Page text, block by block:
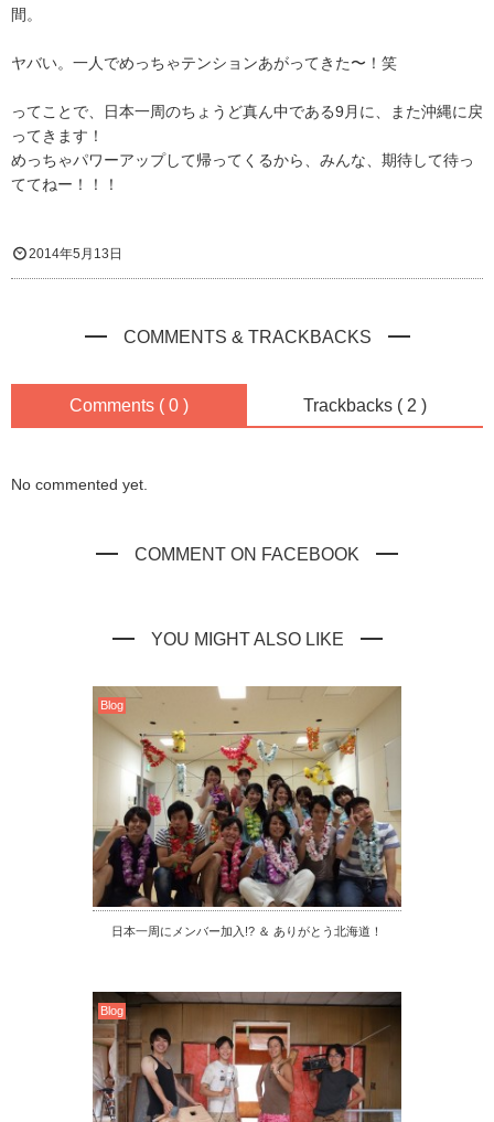
間。
ヤバい。一人でめっちゃテンションあがってきた〜！笑
ってことで、日本一周のちょうど真ん中である9月に、また沖縄に戻
ってきます！
めっちゃパワーアップして帰ってくるから、みんな、期待して待っ
ててねー！！！
2014年5月13日
COMMENTS & TRACKBACKS
Comments ( 0 ) Trackbacks ( 2 )
No commented yet.
COMMENT ON FACEBOOK
YOU MIGHT ALSO LIKE
日本一周にメンバー加入!? ＆ ありがとう北海道！
Blog
Blog